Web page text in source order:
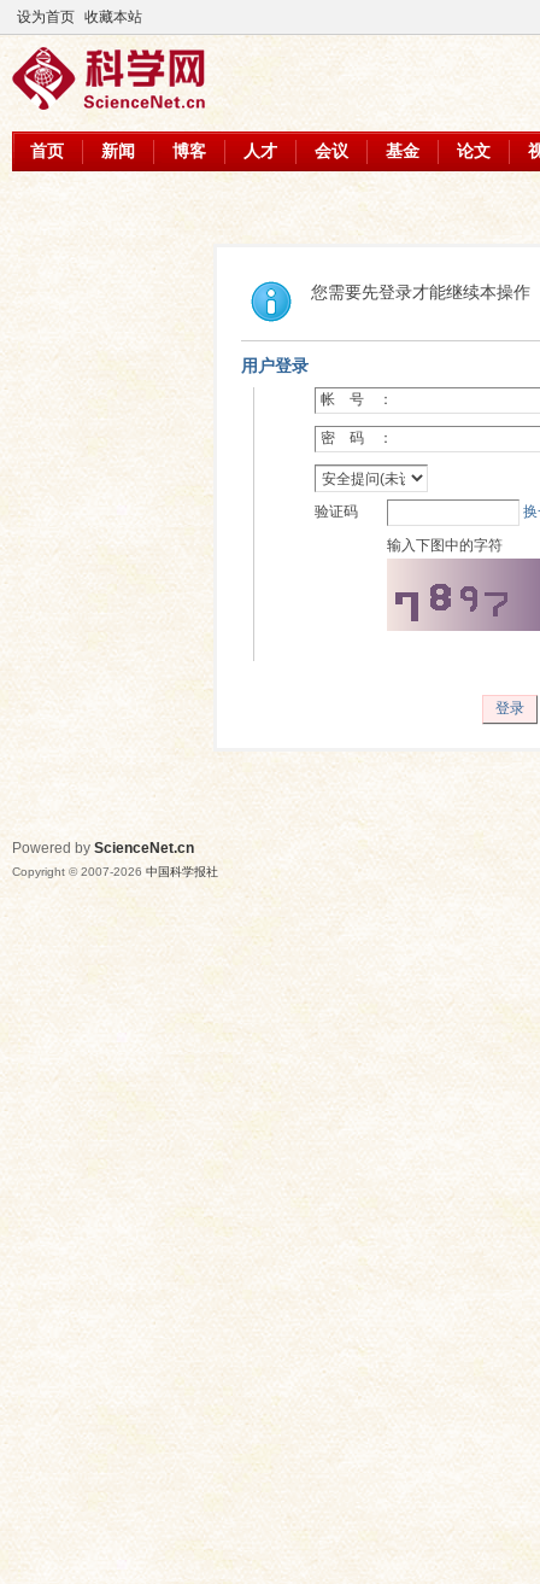
设为首页 收藏本站
首页 新闻 博客 人才 会议 基金 论文
您需要先登录才能继续本操作
用户登录
帐 号 ：
密 码 ：
验证码
输入下图中的字符
登录
Powered by ScienceNet.cn
Copyright © 2007-2026 中国科学报社